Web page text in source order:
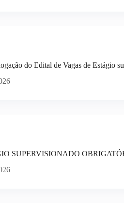
do Edital de Vagas de Estágio
SUPERVISIONADO